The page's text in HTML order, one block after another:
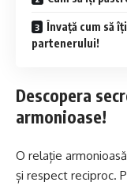
Învață cum să
partenerului!
Descopera
armonioase!
O relație
și respect reciproc.